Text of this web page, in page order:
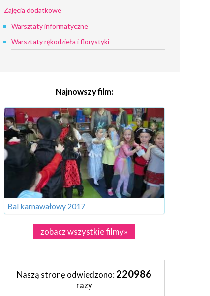
Zajęcia dodatkowe
Warsztaty informatyczne
Warsztaty rękodzieła i florystyki
Najnowszy film:
Bal karnawałowy 2017
zobacz wszystkie filmy»
Naszą stronę odwiedzono: 220986
razy